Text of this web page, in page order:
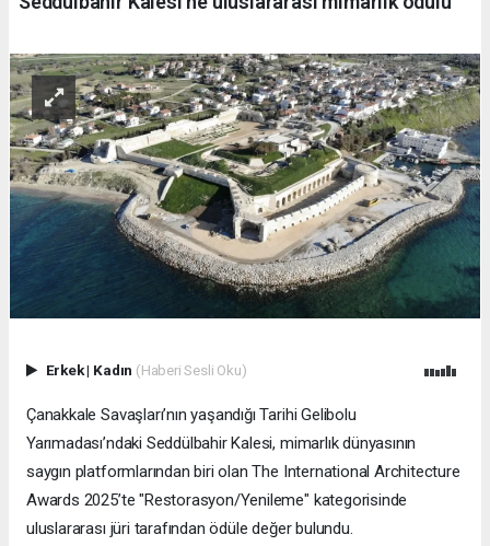
Erkek| Kadın (Haberi Sesli Oku)
Çanakkale Savaşları’nın yaşandığı Tarihi Gelibolu
Yarımadası’ndaki Seddülbahir Kalesi, mimarlık dünyasının
saygın platformlarından biri olan The International Architecture
Awards 2025’te "Restorasyon/Yenileme" kategorisinde
uluslararası jüri tarafından ödüle değer bulundu.